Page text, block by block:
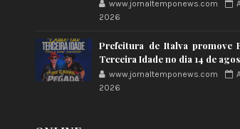
www.jornaltemponews.com
2026
Prefeitura de Italva promove
Terceira Idade no dia 14 de
www.jornaltemponews.com
2026